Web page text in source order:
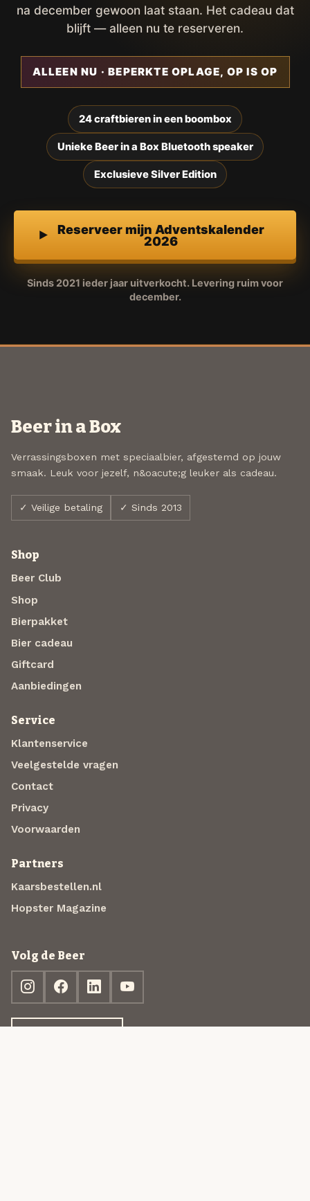
na december gewoon laat staan. Het cadeau dat
blijft — alleen nu te reserveren.
ALLEEN NU · BEPERKTE OPLAGE, OP IS OP
24 craftbieren in een boombox
Unieke Beer in a Box Bluetooth speaker
Exclusieve Silver Edition
Reserveer mijn Adventskalender
2026
Sinds 2021 ieder jaar uitverkocht. Levering ruim voor
december.
Beer in a Box
Verrassingsboxen met speciaalbier, afgestemd op jouw
smaak. Leuk voor jezelf, n&oacute;g leuker als cadeau.
✓ Veilige betaling ✓ Sinds 2013
Shop
Beer Club
Shop
Bierpakket
Bier cadeau
Giftcard
Aanbiedingen
Service
Klantenservice
Veelgestelde vragen
Contact
Privacy
Voorwaarden
Partners
Kaarsbestellen.nl
Hopster Magazine
Volg de Beer